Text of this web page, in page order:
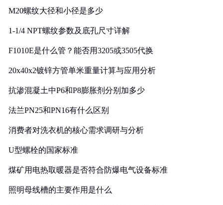
M20螺纹大径和小径是多少
1-1/4 NPT螺纹参数及底孔尺寸详解
F1010E是什么管？能否用3205或3505代换
20x40x2镀锌方管单米重量计算与应用分析
抗渗混凝土中P6和P8膨胀剂分别加多少
法兰PN25和PN16有什么区别
消费者对洗衣机的核心需求调研与分析
U型螺栓的国家标准
煤矿用电热取暖器是否符合防爆电气设备标准
照明母线槽的主要作用是什么